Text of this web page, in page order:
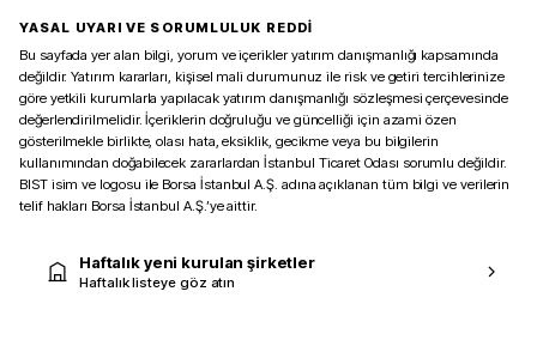
YASAL UYARI VE SORUMLULUK REDDİ
Bu sayfada yer alan bilgi, yorum ve içerikler yatırım danışmanlığı kapsamında
değildir. Yatırım kararları, kişisel mali durumunuz ile risk ve getiri tercihlerinize
göre yetkili kurumlarla yapılacak yatırım danışmanlığı sözleşmesi çerçevesinde
değerlendirilmelidir. İçeriklerin doğruluğu ve güncelliği için azami özen
gösterilmekle birlikte, olası hata, eksiklik, gecikme veya bu bilgilerin
kullanımından doğabilecek zararlardan İstanbul Ticaret Odası sorumlu değildir.
BIST isim ve logosu ile Borsa İstanbul A.Ş. adına açıklanan tüm bilgi ve verilerin
telif hakları Borsa İstanbul A.Ş.’ye aittir.
Haftalık yeni kurulan şirketler
Haftalık listeye göz atın